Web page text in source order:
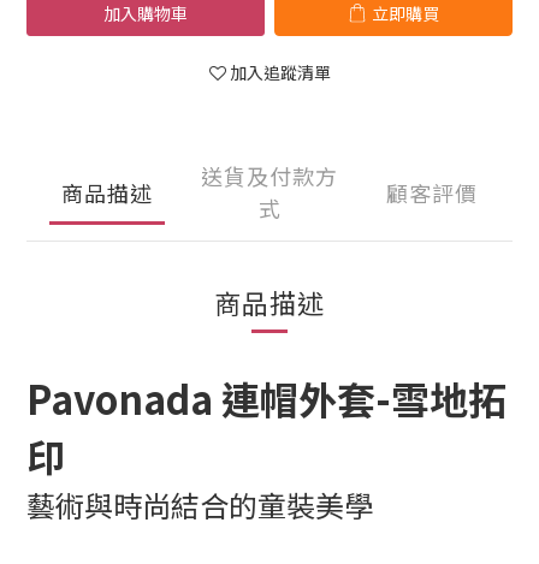
加入購物車 立即購買
加入追蹤清單
商品描述
送貨及付款方
式
顧客評價
商品描述
Pavonada 連帽外套-雪地拓
印
藝術與時尚結合的童裝美學